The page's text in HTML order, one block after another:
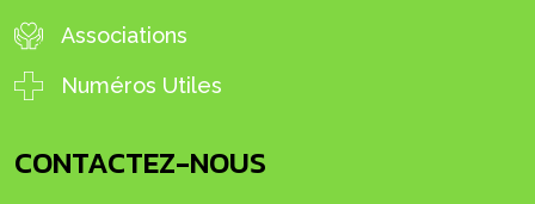
Associations
Numéros Utiles
CONTACTEZ-NOUS